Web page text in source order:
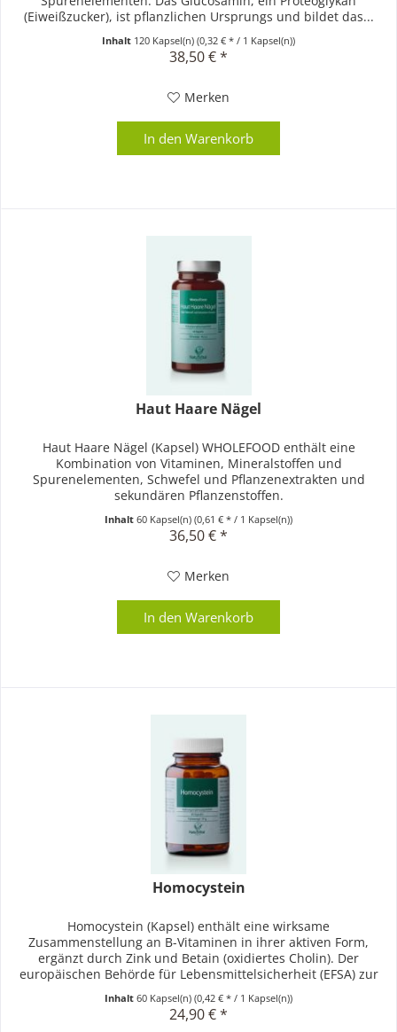
(Eiweißzucker), ist pflanzlichen Ursprungs und bildet das...
Inhalt 120 Kapsel(n)(0,32 € * / 1 Kapsel(n))
38,50 € *
Merken
In den Warenkorb
Haut Haare Nägel
Haut Haare Nägel (Kapsel) WHOLEFOOD enthält eine
Kombination von Vitaminen, Mineralstoffen und
Spurenelementen, Schwefel und Pflanzenextrakten und
sekundären Pflanzenstoffen.
Inhalt60 Kapsel(n)(0,61 € * / 1 Kapsel(n))
36,50 € *
Merken
In den Warenkorb
Homocystein
Homocystein (Kapsel) enthält eine wirksame
Zusammenstellung an B-Vitaminen in ihrer aktiven Form,
ergänzt durch Zink und Betain (oxidiertes Cholin). Der
europäischen Behörde für Lebensmittelsicherheit (EFSA) zur
Inhalt60 Kapsel(n)(0,42 € * / 1 Kapsel(n))
24,90 € *